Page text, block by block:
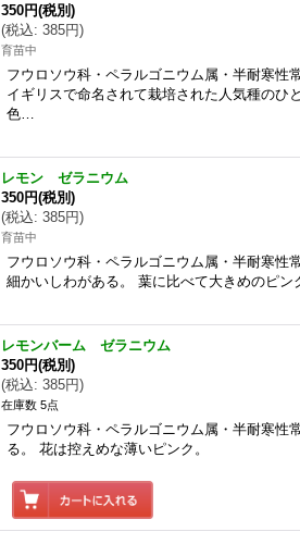
350円(税別)
(税込: 385円)
育苗中
フウロソウ科・ペラルゴニウム属・半耐寒性
イギリスで命名されて栽培された人気種のひ
色…
レモン ゼラニウム
350円(税別)
(税込: 385円)
育苗中
フウロソウ科・ペラルゴニウム属・半耐寒性
細かいしわがある。 葉に比べて大きめのピ
レモンバーム ゼラニウム
350円(税別)
(税込: 385円)
在庫数 5点
フウロソウ科・ペラルゴニウム属・半耐寒性
る。 花は控えめな薄いピンク。